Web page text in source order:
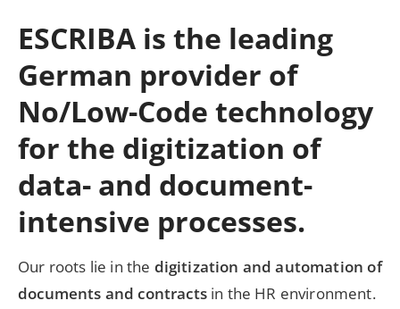
ESCRIBA is the leading
German provider of
No/Low-Code technology
for the digitization of
data- and document-
intensive processes.
Our roots lie in the digitization and automation of
documents and contractsin the HR environment.